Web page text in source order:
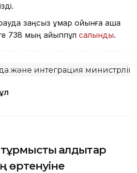
заңсыз құмар ойынға ақша
738 мың айыппұл салынды.
және интеграция министрлігі
қалдықтар
өртенуіне